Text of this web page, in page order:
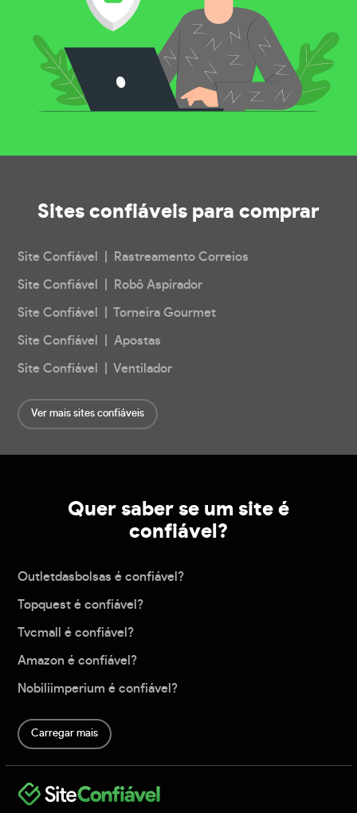
Sites confiáveis para comprar
Site Confiável | Rastreamento Correios
Site Confiável | Robô Aspirador
Site Confiável | Torneira Gourmet
Site Confiável | Apostas
Site Confiável | Ventilador
Ver mais sites confiáveis
Quer saber se um site é
confiável?
Outletdasbolsas é confiável?
Topquest é confiável?
Tvcmall é confiável?
Amazon é confiável?
Nobiliimperium é confiável?
Carregar mais